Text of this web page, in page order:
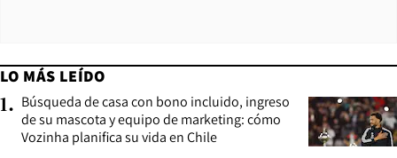
LO MÁS LEÍDO
1. Búsqueda de casa con bono incluido, ingreso
de su mascota y equipo de marketing: cómo
Vozinha planifica su vida en Chile